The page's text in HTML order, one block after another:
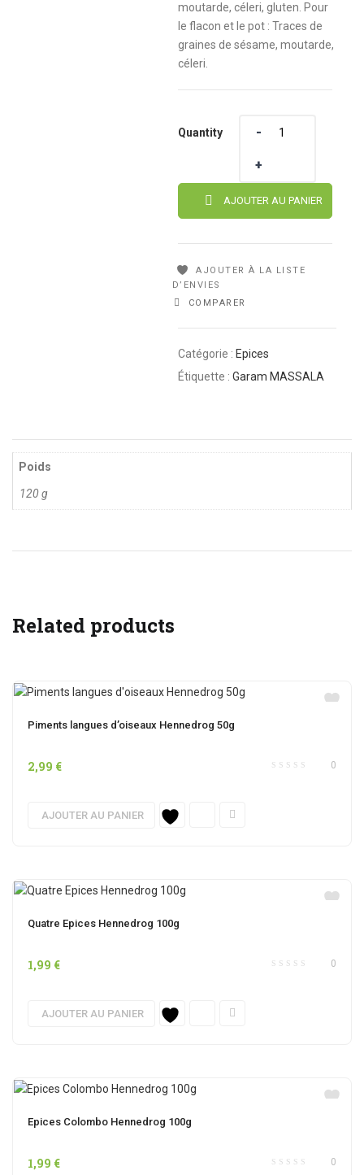
moutarde, céleri, gluten. Pour
le flacon et le pot : Traces de
graines de sésame, moutarde,
céleri.
Quantity
Quantity
AJOUTER AU PANIER
AJOUTER À LA LISTE
D’ENVIES
COMPARER
Catégorie : Epices
Étiquette : Garam MASSALA
Poids
120 g
Related products
Piments langues d’oiseaux Hennedrog 50g
0
2,99 €
AJOUTER AU PANIER
Quatre Epices Hennedrog 100g
0
1,99 €
AJOUTER AU PANIER
Epices Colombo Hennedrog 100g
0
1,99 €